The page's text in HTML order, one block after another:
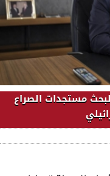
مستجدات الصراع